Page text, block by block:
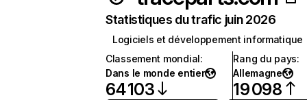
Statistiques du trafic juin 2026
Logiciels et développement informatique
Classement mondial:
Dans le monde entier
64 103
Rang du pays:
Allemagne
19 098